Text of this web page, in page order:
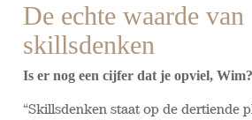
De echte waarde van
skillsdenken
Is er nog een cijfer dat je opviel, Wim?
“Skillsdenken staat op de dertiende